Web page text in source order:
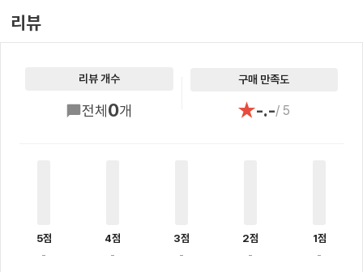
리뷰
리뷰 개수
전체 0개
구매 만족도
★-.-/ 5
5점
-
4점
-
3점
-
2점
-
1점
-